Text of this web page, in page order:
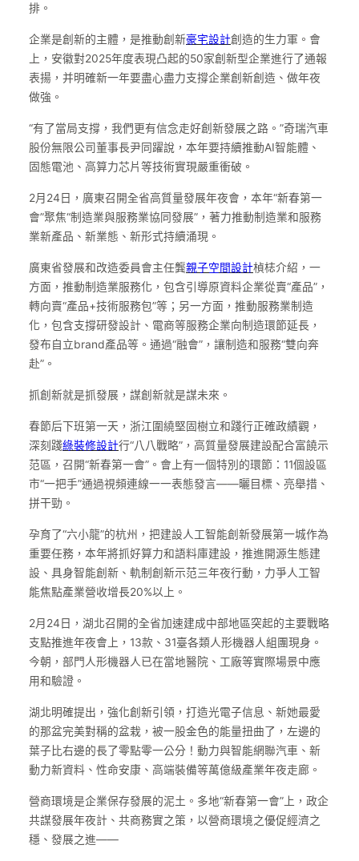
排。
企業是創新的主體，是推動創新豪宅設計創造的生力軍。會
上，安徽對2025年度表現凸起的50家創新型企業進行了通報
表揚，并明確新一年要盡心盡力支撐企業創新創造、做年夜
做強。
“有了當局支撐，我們更有信念走好創新發展之路。”奇瑞汽車
股份無限公司董事長尹同躍說，本年要持續推動AI智能體、
固態電池、高算力芯片等技術實現嚴重衝破。
2月24日，廣東召開全省高質量發展年夜會，本年“新春第一
會”聚焦“制造業與服務業協同發展”，著力推動制造業和服務
業新產品、新業態、新形式持續涌現。
廣東省發展和改造委員會主任龔親子空間設計楨梽介紹，一
方面，推動制造業服務化，包含引導原資料企業從賣“產品”，
轉向賣“產品+技術服務包”等；另一方面，推動服務業制造
化，包含支撐研發設計、電商等服務企業向制造環節延長，
發布自立brand產品等。通過“融會”，讓制造和服務“雙向奔
赴”。
抓創新就是抓發展，謀創新就是謀未來。
春節后下班第一天，浙江圍繞堅固樹立和踐行正確政績觀，
深刻踐綠裝修設計行“八八戰略”，高質量發展建設配合富饒示
范區，召開“新春第一會”。會上有一個特別的環節：11個設區
市“一把手”通過視頻連線一一表態發言——曬目標、亮舉措、
拼干勁。
孕育了“六小龍”的杭州，把建設人工智能創新發展第一城作為
重要任務，本年將抓好算力和語料庫建設，推進開源生態建
設、具身智能創新、軌制創新示范三年夜行動，力爭人工智
能焦點產業營收增長20%以上。
2月24日，湖北召開的全省加速建成中部地區突起的主要戰略
支點推進年夜會上，13款、31臺各類人形機器人組團現身。
今朝，部門人形機器人已在當地醫院、工廠等實際場景中應
用和驗證。
湖北明確提出，強化創新引領，打造光電子信息、新她最愛
的那盆完美對稱的盆栽，被一股金色的能量扭曲了，左邊的
葉子比右邊的長了零點零一公分！動力與智能網聯汽車、新
動力新資料、性命安康、高端裝備等萬億級產業年夜走廊。
營商環境是企業保存發展的泥土。多地“新春第一會”上，政企
共謀發展年夜計、共商務實之策，以營商環境之優促經濟之
穩、發展之進——